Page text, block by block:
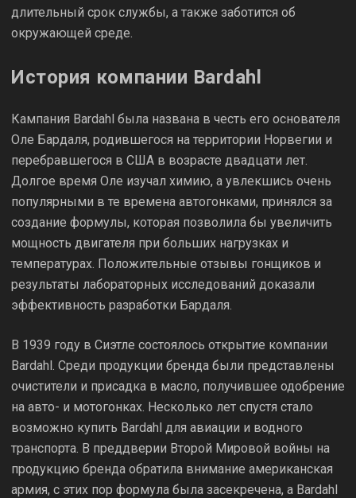
длительный срок службы, а также заботится об
окружающей среде.
История компании Bardahl
Кампания Bardahl была названа в честь его основателя
Оле Бардаля, родившегося на территории Норвегии и
перебравшегося в США в возрасте двадцати лет.
Долгое время Оле изучал химию, а увлекшись очень
популярными в те времена автогонками, принялся за
создание формулы, которая позволила бы увеличить
мощность двигателя при больших нагрузках и
температурах. Положительные отзывы гонщиков и
результаты лабораторных исследований доказали
эффективность разработки Бардаля.
В 1939 году в Сиэтле состоялось открытие компании
Bardahl. Среди продукции бренда были представлены
очистители и присадка в масло, получившее одобрение
на авто- и мотогонках. Несколько лет спустя стало
возможно купить Bardahl для авиации и водного
транспорта. В преддверии Второй Мировой войны на
продукцию бренда обратила внимание американская
армия, с этих пор формула была засекречена, а Bardahl